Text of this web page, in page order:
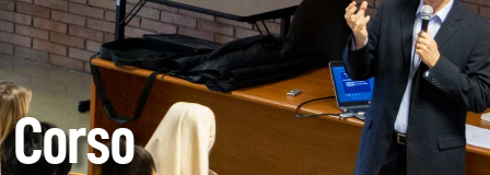
Corso